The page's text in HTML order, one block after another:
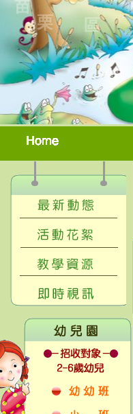
栗
區